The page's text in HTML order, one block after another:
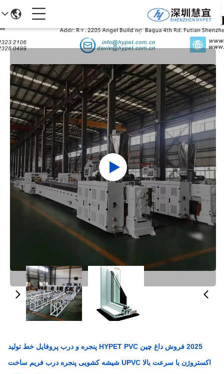
جزئیات محصولات
2025 فروش داغ چین HYPET PVC پنجره و درب پروفایل خط تولید
اکستروژن با سرعت بالا UPVC شیشه کشویی پنجره درب فریم ساخت